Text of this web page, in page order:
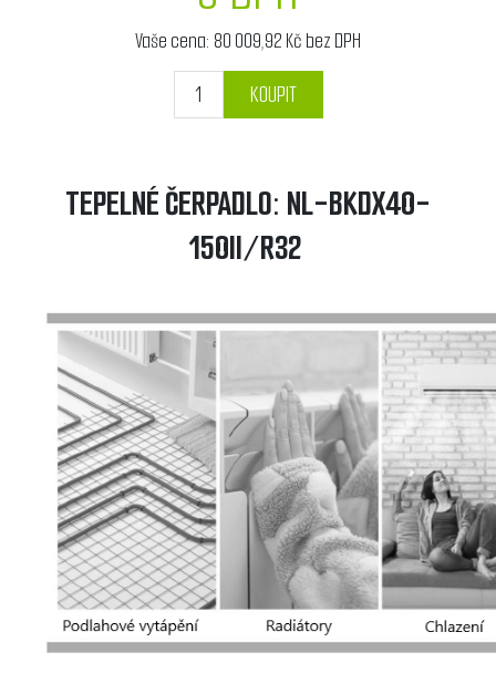
Vaše cena: 80 009,92 Kč bez DPH
KOUPIT
TEPELNÉ ČERPADLO: NL-BKDX40-
150II/R32